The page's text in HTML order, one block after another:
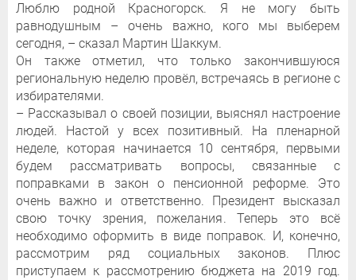
Люблю родной Красногорск. Я не могу быть
равнодушным – очень важно, кого мы выберем
сегодня, – сказал Мартин Шаккум.
Он также отметил, что только закончившуюся
региональную неделю провёл, встречаясь в регионе с
избирателями.
– Рассказывал о своей позиции, выяснял настроение
людей. Настой у всех позитивный. На пленарной
неделе, которая начинается 10 сентября, первыми
будем рассматривать вопросы, связанные с
поправками в закон о пенсионной реформе. Это
очень важно и ответственно. Президент высказал
свою точку зрения, пожелания. Теперь это всё
необходимо оформить в виде поправок. И, конечно,
рассмотрим ряд социальных законов. Плюс
приступаем к рассмотрению бюджета на 2019 год.